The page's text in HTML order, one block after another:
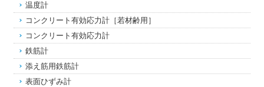
温度計
コンクリート有効応力計［若材齢用］
コンクリート有効応力計
鉄筋計
添え筋用鉄筋計
表面ひずみ計